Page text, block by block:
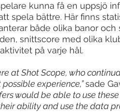
kunna få en uppsjö
spela bättre. Här finns
både olika banor och
snittscore med olika
på varje hål.
at Shot Scope, who
experience,” sade
would be able to use
ability and use the data